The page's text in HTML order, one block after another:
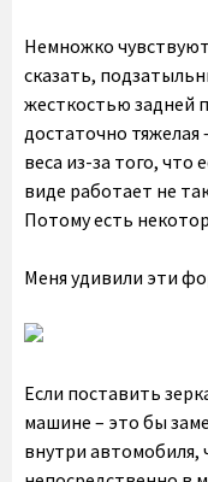
Немножко
сказать,
жесткостью задней
достаточно тяжелая
веса из-за того, что
виде работает не
Потому есть
Меня удивили эти
Если поставить
машине – это бы
внутри